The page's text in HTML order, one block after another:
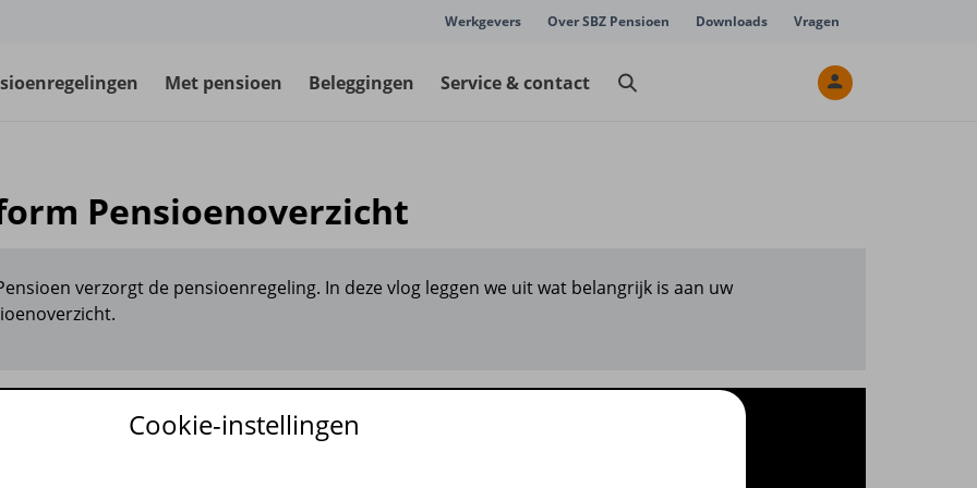
Werkgevers Over SBZ Pensioen Downloads Vragen
Met pensioen Beleggingen Service & contact
Pensioenoverzicht
verzorgt de pensioenregeling. In deze vlog leggen we uit wat belangrijk is aan uw
Cookie-instellingen